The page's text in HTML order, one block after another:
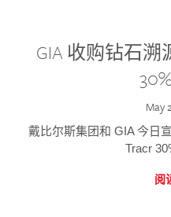
GIA 收购钻石溯
May
戴比尔斯集团和 GIA 今日
Tracr
阅